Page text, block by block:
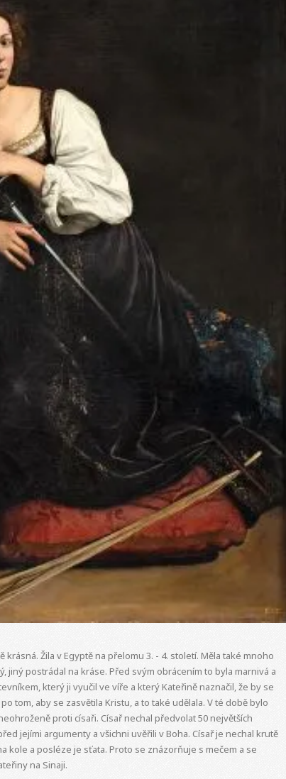
Žila v Egyptě na přelomu 3. - 4. století. Měla také mnoho
jiný postrádal na kráse. Před svým obrácením to byla marnivá a
který ji vyučil ve víře a který Kateřině naznačil, že by se
tom, aby se zasvětila Kristu, a to také udělala. V té době bylo
proti císaři. Císař nechal předvolat 50 největších
jejími argumenty a všichni uvěřili v Boha. Císař je nechal krutě
kole a posléze je sťata. Proto se znázorňuje s mečem a se
na Sinaji.